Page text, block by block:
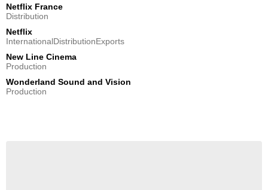
Netflix France
Distribution
Netflix
InternationalDistributionExports
New Line Cinema
Production
Wonderland Sound and Vision
Production